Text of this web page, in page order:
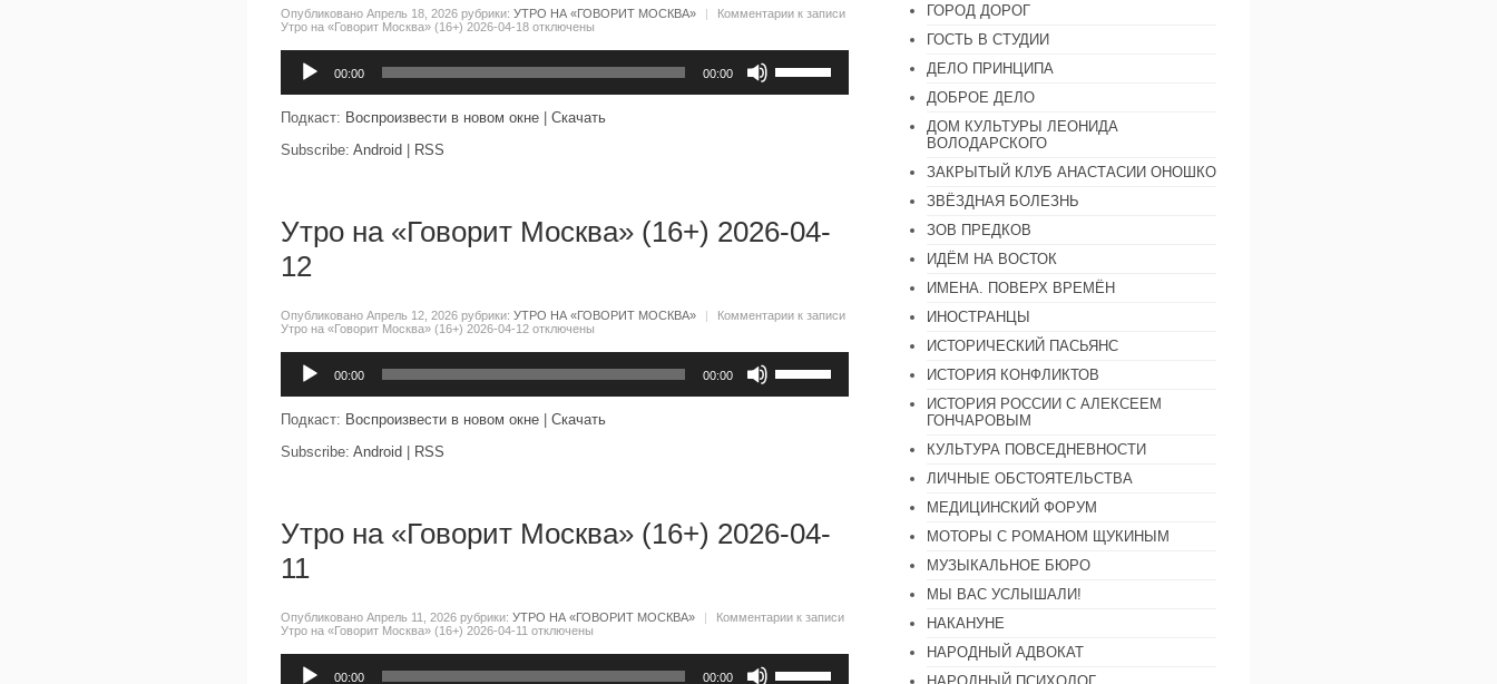
Опубликовано Апрель 18, 2026 рубрики: УТРО НА «ГОВОРИТ МОСКВА» Комментарии к записи
Утро на «Говорит Москва» (16+) 2026-04-18 отключены
00:00 00:00
клавиши
вверх/
Подкаст: Воспроизвести в новом окне
Скачать
Subscribe: Android RSS
Утро на «Говорит Москва» (16+) 2026-04-
12
Опубликовано Апрель 12, 2026 рубрики: УТРО НА «ГОВОРИТ МОСКВА» | Комментарии к записи
Утро на «Говорит Москва» (16+) 2026-04-12 отключены
00:00 00:00
клавиши
вверх/
Подкаст: Воспроизвести в новом окне
Скачать
Subscribe: Android RSS
Утро на «Говорит Москва» (16+) 2026-04-
11
Опубликовано Апрель 11, 2026 рубрики: УТРО НА «ГОВОРИТ МОСКВА» | Комментарии к записи
Утро на «Говорит Москва» (16+) 2026-04-11 отключены
00:00 00:00
клавиши
ГОРОД ДОРОГ
ГОСТЬ В СТУДИИ
ДЕЛО ПРИНЦИПА
ДОБРОЕ ДЕЛО
ДОМ КУЛЬТУРЫ ЛЕОНИДА
ВОЛОДАРСКОГО
ЗАКРЫТЫЙ КЛУБ АНАСТАСИИ ОНОШКО
ЗВЁЗДНАЯ БОЛЕЗНЬ
ЗОВ ПРЕДКОВ
ИДЁМ НА ВОСТОК
ИМЕНА. ПОВЕРХ ВРЕМЁН
ИНОСТРАНЦЫ
ИСТОРИЧЕСКИЙ ПАСЬЯНС
ИСТОРИЯ КОНФЛИКТОВ
ИСТОРИЯ РОССИИ С АЛЕКСЕЕМ
ГОНЧАРОВЫМ
КУЛЬТУРА ПОВСЕДНЕВНОСТИ
ЛИЧНЫЕ ОБСТОЯТЕЛЬСТВА
МЕДИЦИНСКИЙ ФОРУМ
МОТОРЫ С РОМАНОМ ЩУКИНЫМ
МУЗЫКАЛЬНОЕ БЮРО
МЫ ВАС УСЛЫШАЛИ!
НАКАНУНЕ
НАРОДНЫЙ АДВОКАТ